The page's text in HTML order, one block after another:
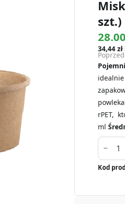
szt.)
34,44 zł
rPET,
ml
ilość
Miski
na
sałatkę
185
Kod